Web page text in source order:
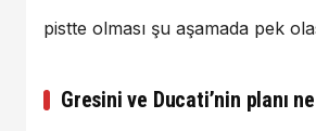
pistte olması şu aşamada pek
Gresini ve Ducati’nin planı